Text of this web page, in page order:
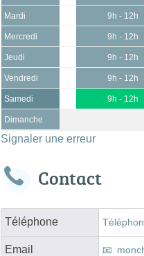
Mardi 9h - 12h
Mercredi 9h - 12h
Jeudi 9h - 12h
Vendredi 9h - 12h
Samedi 9h - 12h
Dimanche
Signaler une erreur
Contact
Téléphone
Email